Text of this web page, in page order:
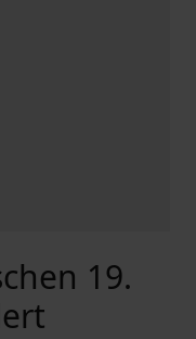
19.